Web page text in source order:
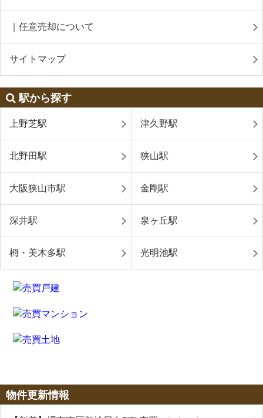
｜任意売却について
サイトマップ
駅から探す
上野芝駅 津久野駅
北野田駅 狭山駅
大阪狭山市駅 金剛駅
深井駅 泉ヶ丘駅
栂・美木多駅 光明池駅
物件更新情報